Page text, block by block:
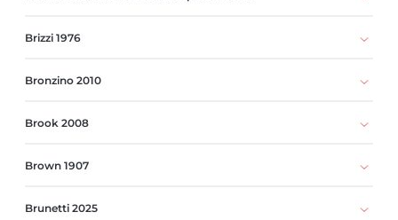
Brizzi 1976
Bronzino 2010
Brook 2008
Brown 1907
Brunetti 2025